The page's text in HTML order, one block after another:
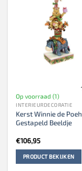
Op voorraad (1)
INTERIEURDECORATIE
Kerst Winnie de Poeh
Gestapeld Beeldje
€106,95
PRODUCT BEKIJKEN